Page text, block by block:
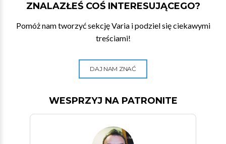
ZNALAZŁEŚ COŚ INTERESUJĄCEGO?
Pomóż nam tworzyć sekcję Varia i podziel się ciekawymi
treściami!
DAJ NAM ZNAĆ
WESPRZYJ NA PATRONITE